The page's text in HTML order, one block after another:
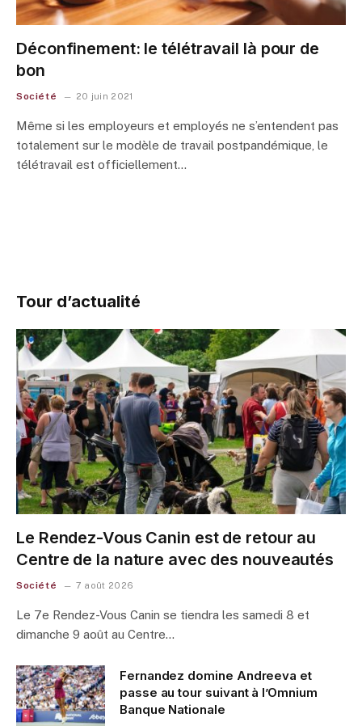
Déconfinement: le télétravail là pour de
bon
Société 20 juin 2021
Même si les employeurs et employés ne s’entendent pas
totalement sur le modèle de travail postpandémique, le
télétravail est officiellement…
Tour d’actualité
Le Rendez-Vous Canin est de retour au
Centre de la nature avec des nouveautés
Société 7 août 2026
Le 7e Rendez-Vous Canin se tiendra les samedi 8 et
dimanche 9 août au Centre…
Fernandez domine Andreeva et
passe au tour suivant à l’Omnium
Banque Nationale